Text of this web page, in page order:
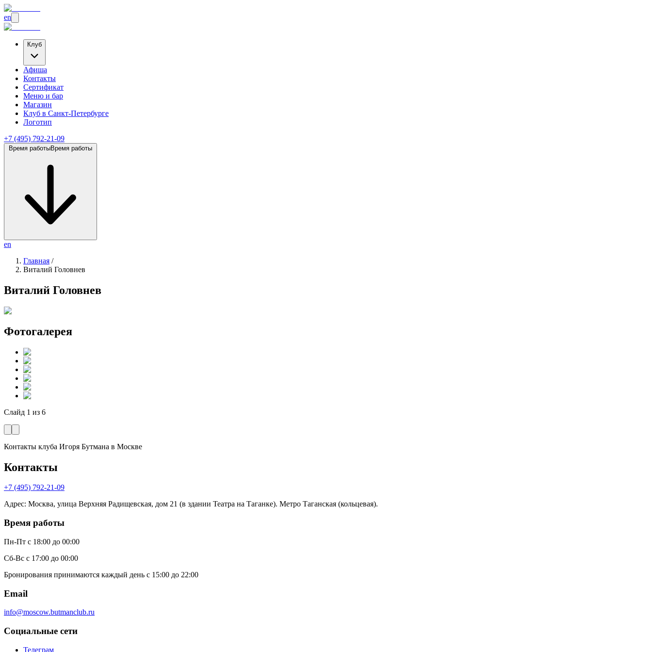
en
Клуб
Афиша
Контакты
Сертификат
Меню и бар
Магазин
Клуб в Санкт-Петербурге
Логотип
+7 (495) 792-21-09
Время работыВремя работы
en
Главная /
Виталий Головнев
Виталий Головнев
Фотогалерея
Слайд 1 из 6
Контакты клуба Игоря Бутмана в Москве
Контакты
+7 (495) 792-21-09
Адрес: Москва, улица Верхняя Радищевская, дом 21 (в здании Театра на Таганке). Метро Таганская (кольцевая).
Время работы
Пн-Пт с 18:00 до 00:00
Сб-Вс с 17:00 до 00:00
Бронирования принимаются каждый день с 15:00 до 22:00
Email
info@moscow.butmanclub.ru
Социальные сети
Телеграм